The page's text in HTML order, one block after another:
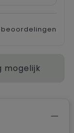
beoordelingen
mogelijk